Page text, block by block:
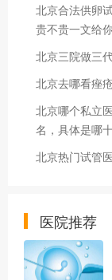
北京合法供卵
贵不贵一文给
北京三院做三
北京去哪看痤
北京哪个私立
名，具体是哪
北京热门试管
医院推荐